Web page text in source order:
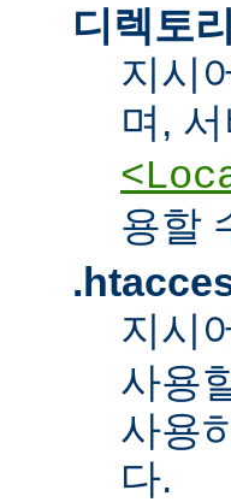
디렉토
지시
며,
용할
지시
사용
사용
다.